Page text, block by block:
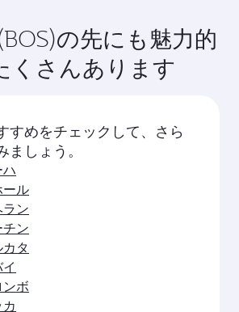
の先にも魅力的
くさんあります
すめをチェックして、さら
ましょう。
ハ
ール
ン
ン
タ
ボ